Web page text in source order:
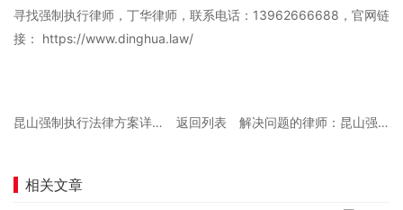
寻找强制执行律师，丁华律师，联系电话：13962666688，官网链
接： https://www.dinghua.law/
昆山强制执行法律方案详解：追加被执行人策略与技巧 返回列表 解决问题的律师：昆山强制执行“终本”案件如何恢复执行？
相关文章